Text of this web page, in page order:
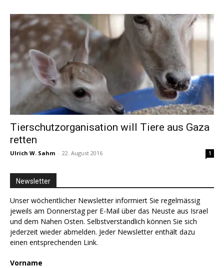
Tierschutzorganisation will Tiere aus Gaza
retten
Ulrich W. Sahm - 22. August 2016 1
Newsletter
Unser wöchentlicher Newsletter informiert Sie regelmässig
jeweils am Donnerstag per E-Mail über das Neuste aus Israel
und dem Nahen Osten. Selbstverständlich können Sie sich
jederzeit wieder abmelden. Jeder Newsletter enthält dazu
einen entsprechenden Link.
Vorname